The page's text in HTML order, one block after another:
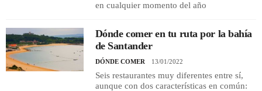
en cualquier momento del año
Dónde comer en tu ruta por la bahía
de Santander
DÓNDE COMER 13/01/2022
Seis restaurantes muy diferentes entre sí,
aunque con dos características en común: